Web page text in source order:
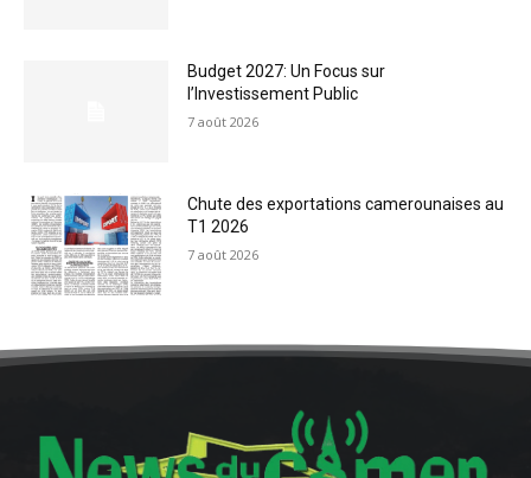
Budget 2027: Un Focus sur
l’Investissement Public
7 août 2026
Chute des exportations camerounaises au
T1 2026
7 août 2026